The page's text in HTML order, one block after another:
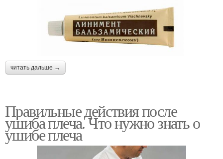
читать дальше →
Правильные действия после
ушиба плеча. Что нужно знать о
ушибе плеча